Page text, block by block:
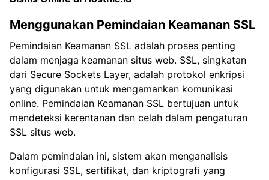
Menggunakan Pemindaian Keamanan SSL
Pemindaian Keamanan SSL adalah proses penting
dalam menjaga keamanan situs web. SSL, singkatan
dari Secure Sockets Layer, adalah protokol enkripsi
yang digunakan untuk mengamankan komunikasi
online. Pemindaian Keamanan SSL bertujuan untuk
mendeteksi kerentanan dan celah dalam pengaturan
SSL situs web.
Dalam pemindaian ini, sistem akan menganalisis
konfigurasi SSL, sertifikat, dan kriptografi yang